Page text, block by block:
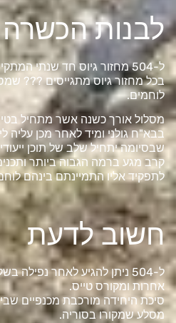
לבנות הכשרה
ל-504 מחזור גיוס חד שנתי
בכל מחזור גיוס מתגייסים ???
לוחמים.
מסלול אורך כשנה אשר מתחיל
בבא"ח גולני ומיד לאחר מכן עליה
שבסיומה יתחיל שלב של תוכן
קרב מגע ברמה הגבוה ביותר
לתפקיד אליו התמיינתם בינהם
חשוב לדעת
ל-504 ניתן להגיע לאחר
אחרות ומקורס טייס.
סיכת היחידה מורכבת מכנפיים
מסלע שמקורו בסוריה.